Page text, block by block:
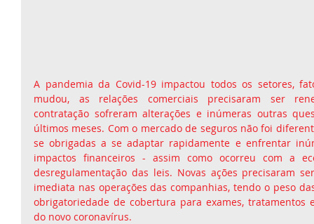
A pandemia da Covid-19 impactou todos os setores,
mudou, as relações comerciais precisaram ser
contratação sofreram alterações e inúmeras outras
últimos meses. Com o mercado de seguros não foi
se obrigadas a se adaptar rapidamente e enfrentar
impactos financeiros - assim como ocorreu com a
desregulamentação das leis. Novas ações precisaram
imediata nas operações das companhias, tendo o peso
obrigatoriedade de cobertura para exames, tratamentos
do novo coronavírus.